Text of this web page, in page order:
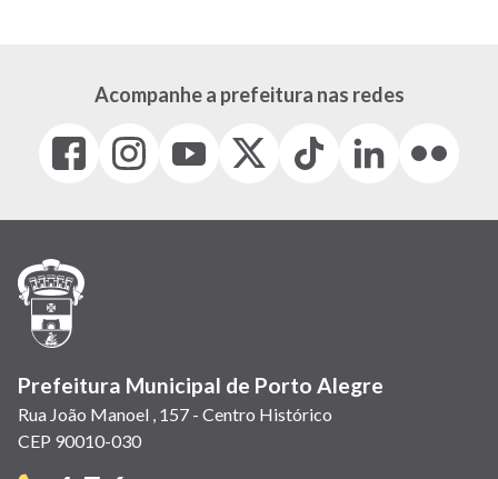
Acompanhe a prefeitura nas redes
Facebook
(link
em
janela)
Instagram
(link
em
(link
em
(Antigo
(link
Tiktok
(link
em
LinkedIn
(link
em
(link
em
Prefeitura Municipal de Porto Alegre
Rua João Manoel , 157 - Centro Histórico
CEP 90010-030